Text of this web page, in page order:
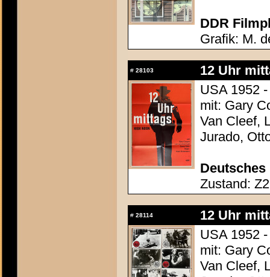
DDR
Grafik: M.
# 28103
12 Uhr
USA 1952
mit: Gary
Van Cleef,
Jurado,
Deutsches
Zustand:
# 28114
12 Uhr
USA 1952
mit: Gary
Van Cleef,